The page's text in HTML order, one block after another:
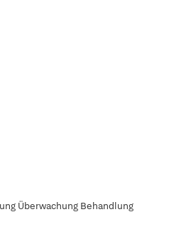
Überwachung Behandlung